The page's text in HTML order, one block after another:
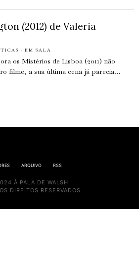
(2012) de Valeria
· EM SALA
os Mistérios de Lisboa (2011) não
filme, a sua última cena já parecia…
ARQUIVO RSS
À PALA DE WALSH
DIREITOS RESERVADOS